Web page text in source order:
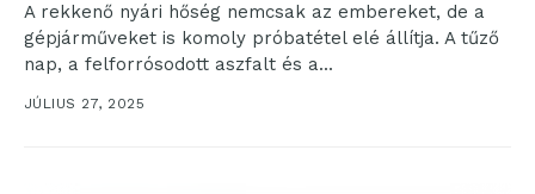
A rekkenő nyári hőség nemcsak az embereket, de a
gépjárműveket is komoly próbatétel elé állítja. A tűző
nap, a felforrósodott aszfalt és a...
JÚLIUS 27, 2025